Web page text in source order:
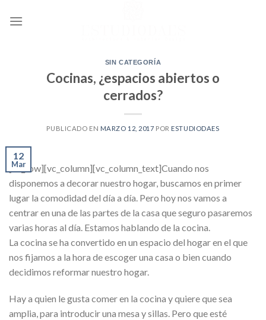
SIN CATEGORÍA
Cocinas, ¿espacios abiertos o
cerrados?
PUBLICADO EN MARZO 12, 2017 POR ESTUDIODAES
12
Mar
[vc_row][vc_column][vc_column_text]Cuando nos
disponemos a decorar nuestro hogar, buscamos en primer
lugar la comodidad del día a día. Pero hoy nos vamos a
centrar en una de las partes de la casa que seguro pasaremos
varias horas al día. Estamos hablando de la cocina.
La cocina se ha convertido en un espacio del hogar en el que
nos fijamos a la hora de escoger una casa o bien cuando
decidimos reformar nuestro hogar.
Hay a quien le gusta comer en la cocina y quiere que sea
amplia, para introducir una mesa y sillas. Pero que esté